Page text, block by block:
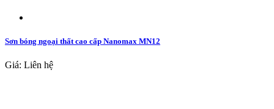
Sơn bóng ngoại thất cao cấp Nanomax MN12
Giá: Liên hệ